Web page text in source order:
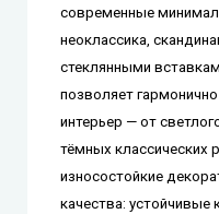
Verto (Верто)
EcoDoors (Экодорс)
современные
неоклассика,
стеклянными
позволяет
интерьер — от
тёмных классических
износостойкие
качества: устойчивые